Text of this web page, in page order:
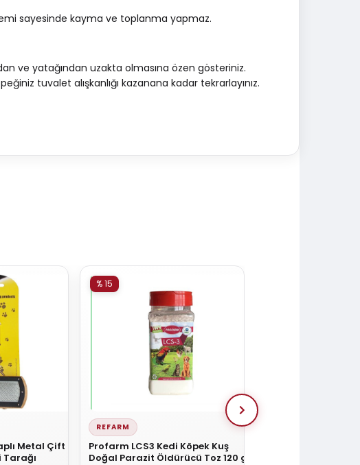
sayesinde kayma ve toplanma yapmaz.
ve yatağından uzakta olmasına özen gösteriniz.
tuvalet alışkanlığı kazanana kadar tekrarlayınız.
Metal Çift
Tarağı
REFARM
Profarm LCS3 Kedi Köpek Kuş
Doğal Parazit Öldürücü Toz 120 gr
% 15